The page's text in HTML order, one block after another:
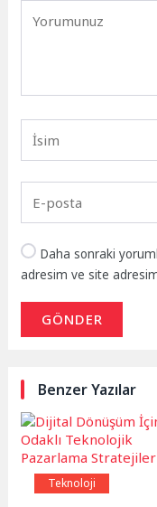
Daha sonraki
adresim ve site
GÖNDER
Benzer Yazılar
Teknoloji